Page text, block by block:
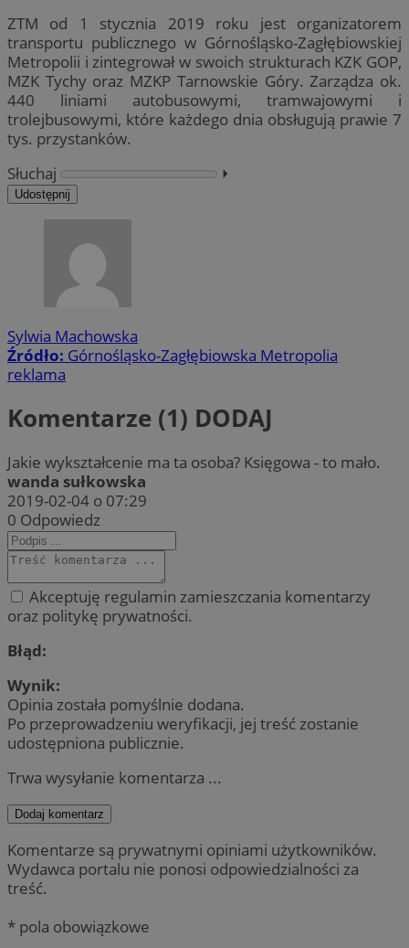
ZTM od 1 stycznia 2019 roku jest organizatorem
transportu publicznego w Górnośląsko-Zagłębiowskiej
Metropolii i zintegrował w swoich strukturach KZK GOP,
MZK Tychy oraz MZKP Tarnowskie Góry. Zarządza ok.
440 liniami autobusowymi, tramwajowymi i
trolejbusowymi, które każdego dnia obsługują prawie 7
tys. przystanków.
Słuchaj
⏵︎
Udostępnij
Sylwia Machowska
Źródło: Górnośląsko-Zagłębiowska Metropolia
reklama
Komentarze (1) DODAJ
Jakie wykształcenie ma ta osoba? Księgowa - to mało.
wanda sułkowska
2019-02-04 o 07:29
0 Odpowiedz
Akceptuję regulamin zamieszczania komentarzy
oraz politykę prywatności.
Błąd:
Wynik:
Opinia została pomyślnie dodana.
Po przeprowadzeniu weryfikacji, jej treść zostanie
udostępniona publicznie.
Trwa wysyłanie komentarza ...
Dodaj komentarz
Komentarze są prywatnymi opiniami użytkowników.
Wydawca portalu nie ponosi odpowiedzialności za
treść.
* pola obowiązkowe